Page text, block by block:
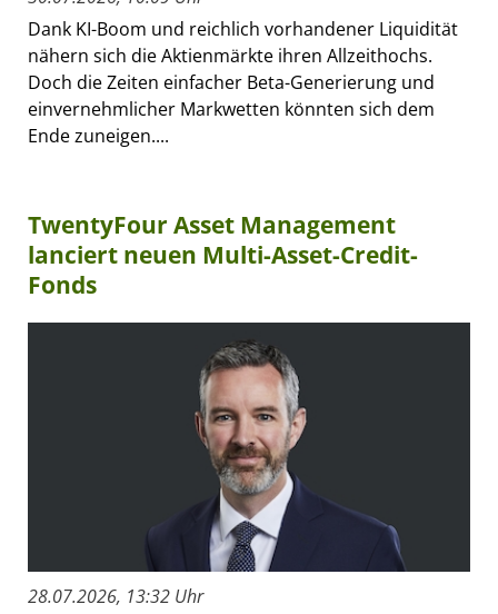
Dank KI-Boom und reichlich vorhandener Liquidität
nähern sich die Aktienmärkte ihren Allzeithochs.
Doch die Zeiten einfacher Beta-Generierung und
einvernehmlicher Markwetten könnten sich dem
Ende zuneigen....
TwentyFour Asset Management
lanciert neuen Multi-Asset-Credit-
Fonds
28.07.2026, 13:32 Uhr